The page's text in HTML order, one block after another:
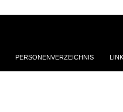
PERSONENVERZEICHNIS